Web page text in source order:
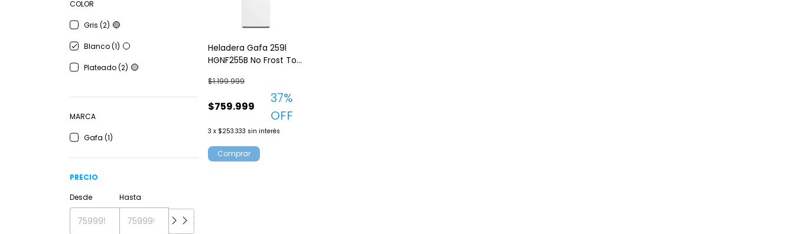
COLOR
Gris (2)
Blanco (1)
Plateado (2)
MARCA
Gafa (1)
PRECIO
Desde
Hasta
Heladera Gafa 259l
HGNF255B No Frost Top
$759.999
$1.199.999
37%
OFF
3 x $253.333 sin interés
Comprar